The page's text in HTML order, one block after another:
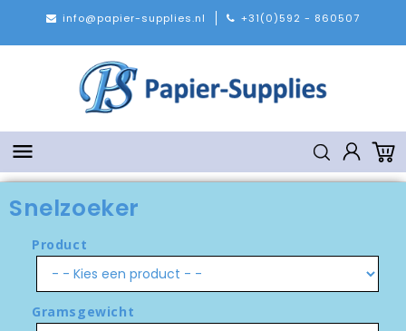
info@papier-supplies.nl +31(0)592 - 860507

Snelzoeker
Product
Gramsgewicht